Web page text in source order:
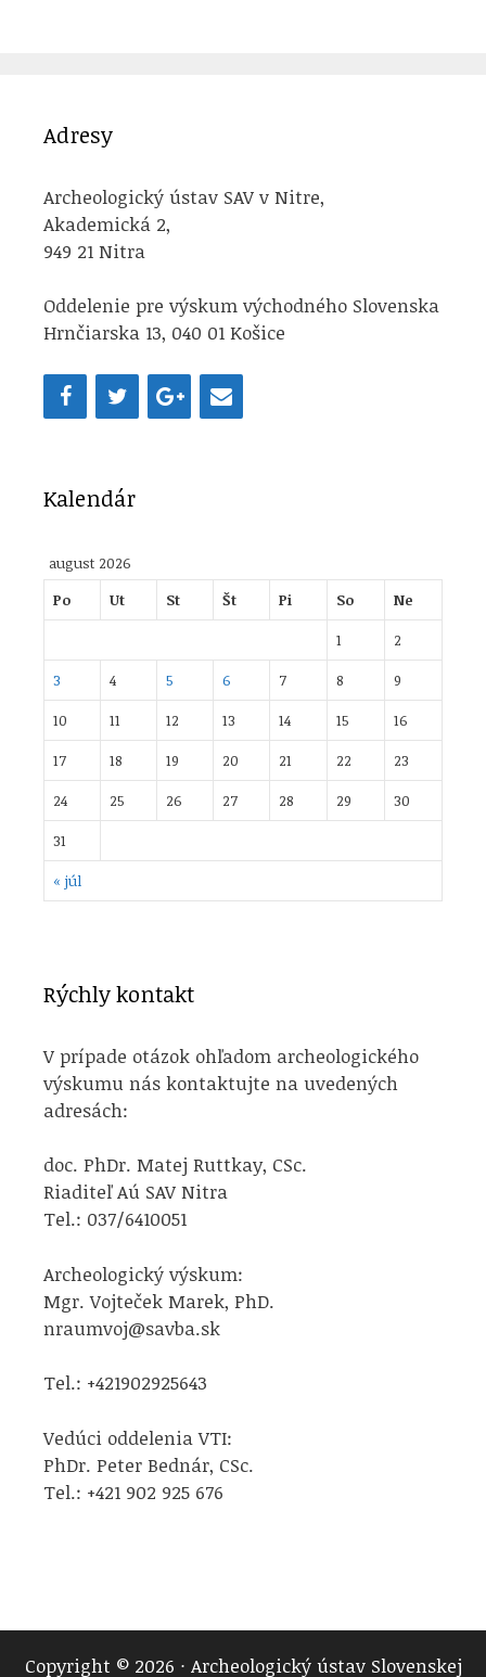
Adresy
Archeologický ústav SAV v Nitre,
Akademická 2,
949 21 Nitra
Oddelenie pre výskum východného Slovenska
Hrnčiarska 13, 040 01 Košice
Kalendár
august 2026
Po
Ut St Št Pi So Ne
« júl
1
2
3
4 5 6 7 8
9
10
11 12 13 14 15
16
17
18 19 20 21 22
23
24
25 26 27 28 29
30
31
Rýchly kontakt
V prípade otázok ohľadom archeologického
výskumu nás kontaktujte na uvedených
adresách:
doc. PhDr. Matej Ruttkay, CSc.
Riaditeľ Aú SAV Nitra
Tel.: 037/6410051
Archeologický výskum:
Mgr. Vojteček Marek, PhD.
nraumvoj@savba.sk
Tel.: +421902925643
Vedúci oddelenia VTI:
PhDr. Peter Bednár, CSc.
Tel.: +421 902 925 676
Copyright © 2026 · Archeologický ústav Slovenskej